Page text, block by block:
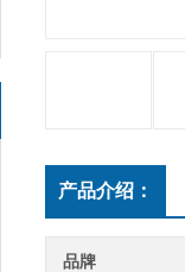
产品介绍：
品牌